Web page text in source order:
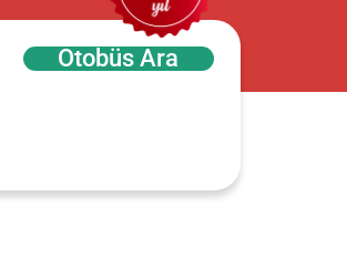
Otobüs Ara